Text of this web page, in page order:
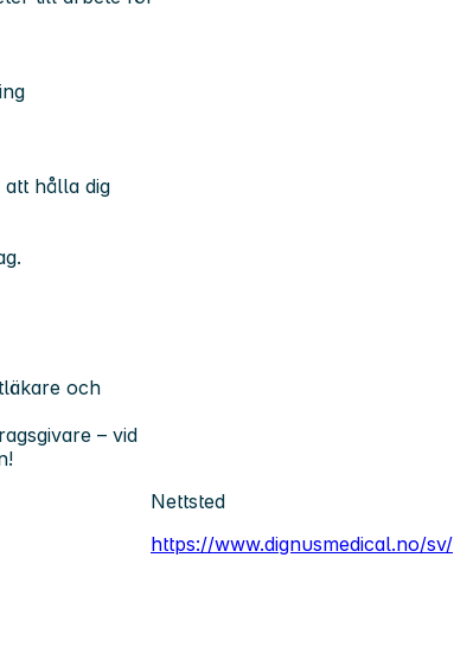
hålla dig
och
– vid
Nettsted
https://www.dignusmedical.no/sv/